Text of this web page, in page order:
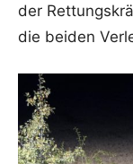
der
die beiden